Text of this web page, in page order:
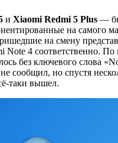
и Xiaomi Redmi 5 Plus —
на самого
на смену
Note 4 соответственно.
без ключевого слова
сообщил, но спустя
таки вышел.